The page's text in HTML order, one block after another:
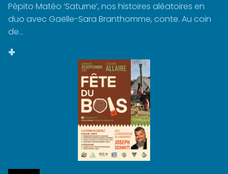
Pépito Matéo ‘Saturne’, nos histoires aléatoires en
duo avec Gaëlle-Sara Branthomme, conte. Au coin
de...
+